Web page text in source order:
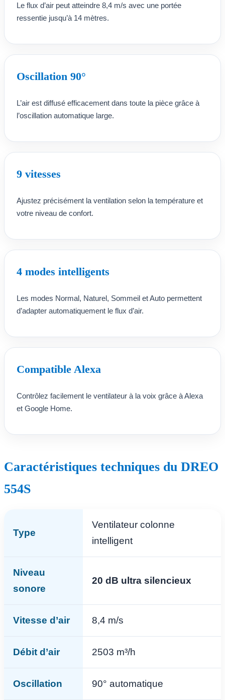
Le flux d’air peut atteindre 8,4 m/s avec une portée
ressentie jusqu’à 14 mètres.
Oscillation 90°
L’air est diffusé efficacement dans toute la pièce grâce à
l’oscillation automatique large.
9 vitesses
Ajustez précisément la ventilation selon la température et
votre niveau de confort.
4 modes intelligents
Les modes Normal, Naturel, Sommeil et Auto permettent
d’adapter automatiquement le flux d’air.
Compatible Alexa
Contrôlez facilement le ventilateur à la voix grâce à Alexa
et Google Home.
Caractéristiques techniques du DREO
554S
Type
Ventilateur colonne
intelligent
Niveau
sonore
20 dB ultra silencieux
Vitesse d’air 8,4 m/s
Débit d’air 2503 m³/h
Oscillation 90° automatique